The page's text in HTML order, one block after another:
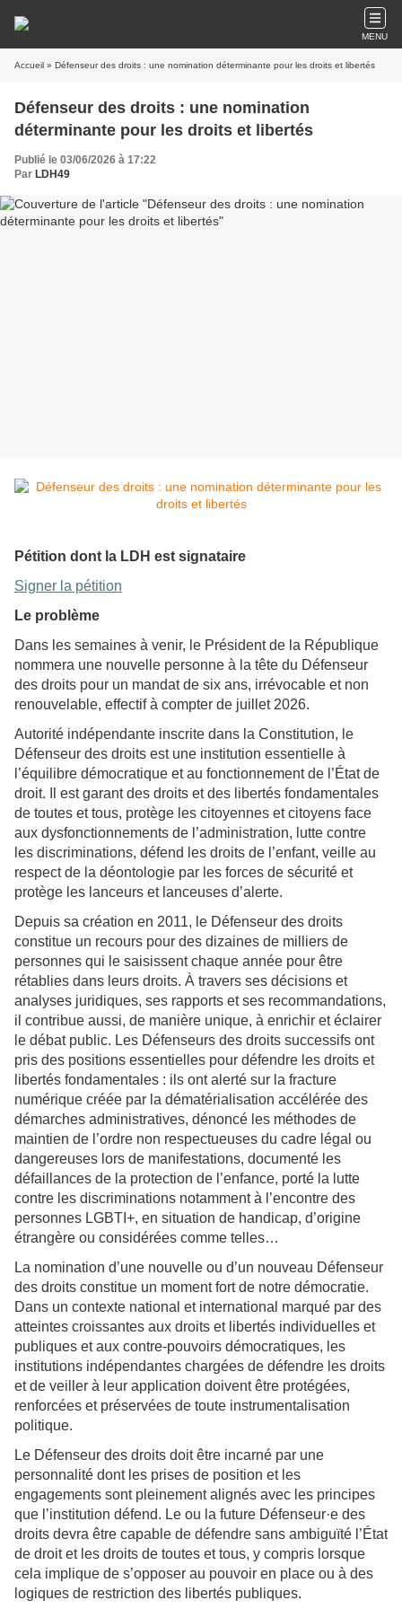
MENU
Accueil » Défenseur des droits : une nomination déterminante pour les droits et libertés
Défenseur des droits : une nomination
déterminante pour les droits et libertés
Publié le 03/06/2026 à 17:22
Par LDH49
Pétition dont la LDH est signataire
Signer la pétition
Le problème
Dans les semaines à venir, le Président de la République
nommera une nouvelle personne à la tête du Défenseur
des droits pour un mandat de six ans, irrévocable et non
renouvelable, effectif à compter de juillet 2026.
Autorité indépendante inscrite dans la Constitution, le
Défenseur des droits est une institution essentielle à
l’équilibre démocratique et au fonctionnement de l’État de
droit. Il est garant des droits et des libertés fondamentales
de toutes et tous, protège les citoyennes et citoyens face
aux dysfonctionnements de l’administration, lutte contre
les discriminations, défend les droits de l’enfant, veille au
respect de la déontologie par les forces de sécurité et
protège les lanceurs et lanceuses d’alerte.
Depuis sa création en 2011, le Défenseur des droits
constitue un recours pour des dizaines de milliers de
personnes qui le saisissent chaque année pour être
rétablies dans leurs droits. À travers ses décisions et
analyses juridiques, ses rapports et ses recommandations,
il contribue aussi, de manière unique, à enrichir et éclairer
le débat public. Les Défenseurs des droits successifs ont
pris des positions essentielles pour défendre les droits et
libertés fondamentales : ils ont alerté sur la fracture
numérique créée par la dématérialisation accélérée des
démarches administratives, dénoncé les méthodes de
maintien de l’ordre non respectueuses du cadre légal ou
dangereuses lors de manifestations, documenté les
défaillances de la protection de l’enfance, porté la lutte
contre les discriminations notamment à l’encontre des
personnes LGBTI+, en situation de handicap, d’origine
étrangère ou considérées comme telles…
La nomination d’une nouvelle ou d’un nouveau Défenseur
des droits constitue un moment fort de notre démocratie.
Dans un contexte national et international marqué par des
atteintes croissantes aux droits et libertés individuelles et
publiques et aux contre-pouvoirs démocratiques, les
institutions indépendantes chargées de défendre les droits
et de veiller à leur application doivent être protégées,
renforcées et préservées de toute instrumentalisation
politique.
Le Défenseur des droits doit être incarné par une
personnalité dont les prises de position et les
engagements sont pleinement alignés avec les principes
que l’institution défend. Le ou la future Défenseur·e des
droits devra être capable de défendre sans ambiguïté l’État
de droit et les droits de toutes et tous, y compris lorsque
cela implique de s’opposer au pouvoir en place ou à des
logiques de restriction des libertés publiques.